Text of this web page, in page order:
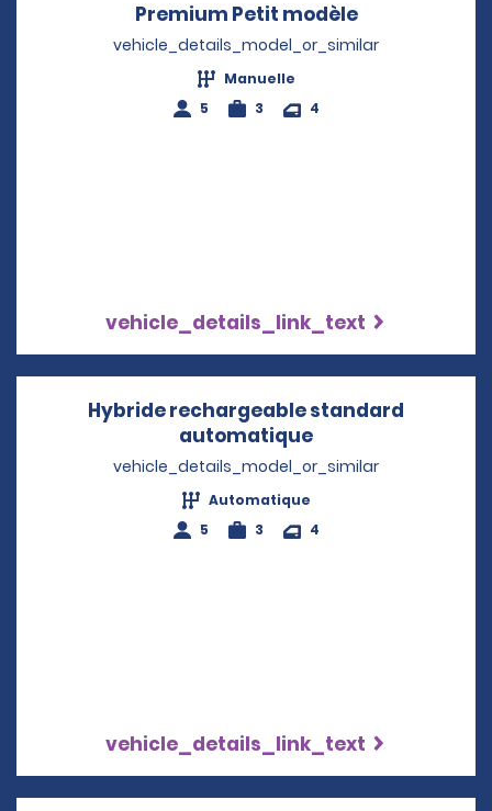
Premium Petit modèleOpens in a
vehicle_details_model_or_similar
Manuelle
5
3 4
vehicle_details_link_text
Hybride rechargeable standard
automatique
vehicle_details_model_or_similar
Automatique
5
3 4
vehicle_details_link_text